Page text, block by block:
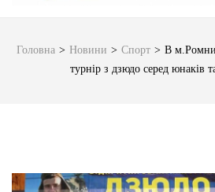
Головна > Новини > Спорт > В м.Ромни
турнір з дзюдо серед юнаків